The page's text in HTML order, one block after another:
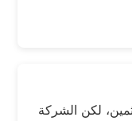
لكن الشركة